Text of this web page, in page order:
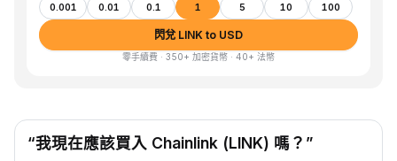
0.001 0.01 0.1 1 5 10 100
閃兌 LINK to USD
零手續費 · 350+ 加密貨幣 · 40+ 法幣
“我現在應該買入 Chainlink (LINK) 嗎？”